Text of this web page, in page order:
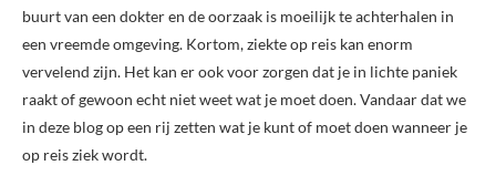
buurt van een dokter en de oorzaak is moeilijk te achterhalen in
een vreemde omgeving. Kortom, ziekte op reis kan enorm
vervelend zijn. Het kan er ook voor zorgen dat je in lichte paniek
raakt of gewoon echt niet weet wat je moet doen. Vandaar dat we
in deze blog op een rij zetten wat je kunt of moet doen wanneer je
op reis ziek wordt.